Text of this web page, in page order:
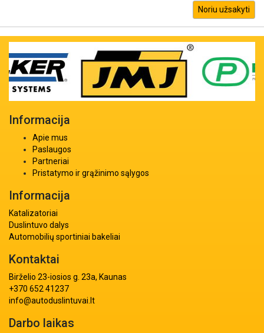
Noriu užsakyti
Informacija
Apie mus
Paslaugos
Partneriai
Pristatymo ir grąžinimo sąlygos
Informacija
Katalizatoriai
Duslintuvo dalys
Automobilių sportiniai bakeliai
Kontaktai
Birželio 23-iosios g. 23a, Kaunas
+370 652 41237
info@autoduslintuvai.lt
Darbo laikas